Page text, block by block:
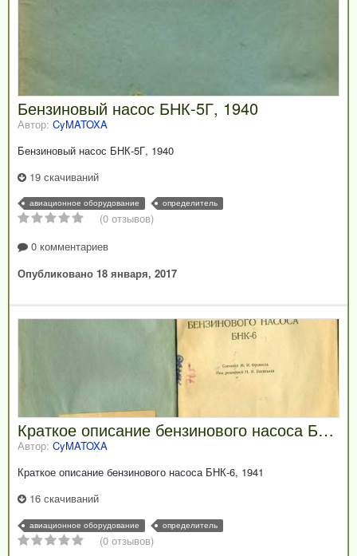
Бензиновый насос БНК-5Г, 1940
Автор: CyMATOXA
Бензиновый насос БНК-5Г, 1940
19 скачиваний
авиационное оборудование определитель
(0 отзывов)
0 комментариев
Опубликовано 18 января, 2017
Краткое описание бензинового насоса БНК-6, 1941
Автор: CyMATOXA
Краткое описание бензинового насоса БНК-6, 1941
16 скачиваний
авиационное оборудование определитель
(0 отзывов)